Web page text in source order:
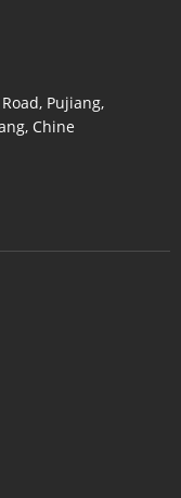
Pujiang,
Chine